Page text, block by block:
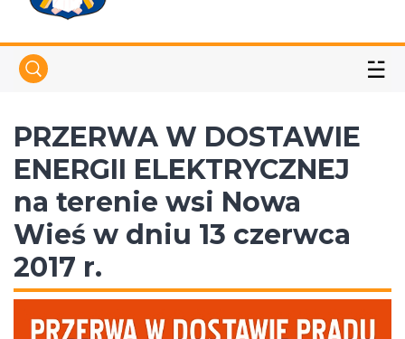
☱
PRZERWA W DOSTAWIE
ENERGII ELEKTRYCZNEJ
na terenie wsi Nowa
Wieś w dniu 13 czerwca
2017 r.